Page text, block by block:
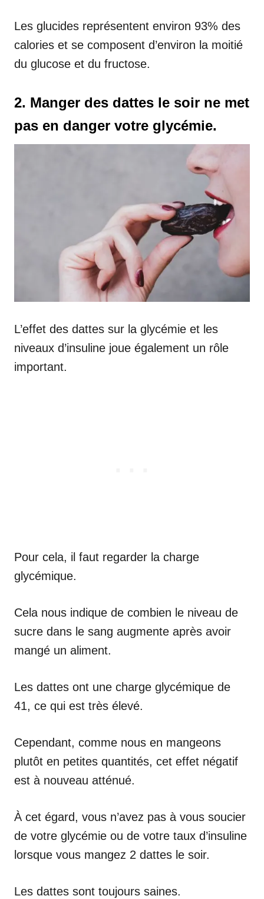
Les glucides représentent environ 93% des
calories et se composent d’environ la moitié
du glucose et du fructose.
2. Manger des dattes le soir ne met
pas en danger votre glycémie.
L’effet des dattes sur la glycémie et les
niveaux d’insuline joue également un rôle
important.
Pour cela, il faut regarder la charge
glycémique.
Cela nous indique de combien le niveau de
sucre dans le sang augmente après avoir
mangé un aliment.
Les dattes ont une charge glycémique de
41, ce qui est très élevé.
Cependant, comme nous en mangeons
plutôt en petites quantités, cet effet négatif
est à nouveau atténué.
À cet égard, vous n’avez pas à vous soucier
de votre glycémie ou de votre taux d’insuline
lorsque vous mangez 2 dattes le soir.
Les dattes sont toujours saines.